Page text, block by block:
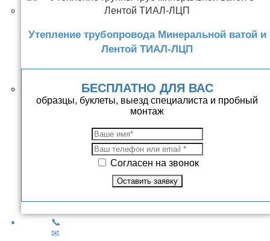
Утепление трубопровода Минеральной ватой и
Лентой ТИАЛ-ЛЦП
БЕСПЛАТНО ДЛЯ ВАС
образцы, буклеты, выезд специалиста и пробный
монтаж
Согласен на звонок
📞
✉